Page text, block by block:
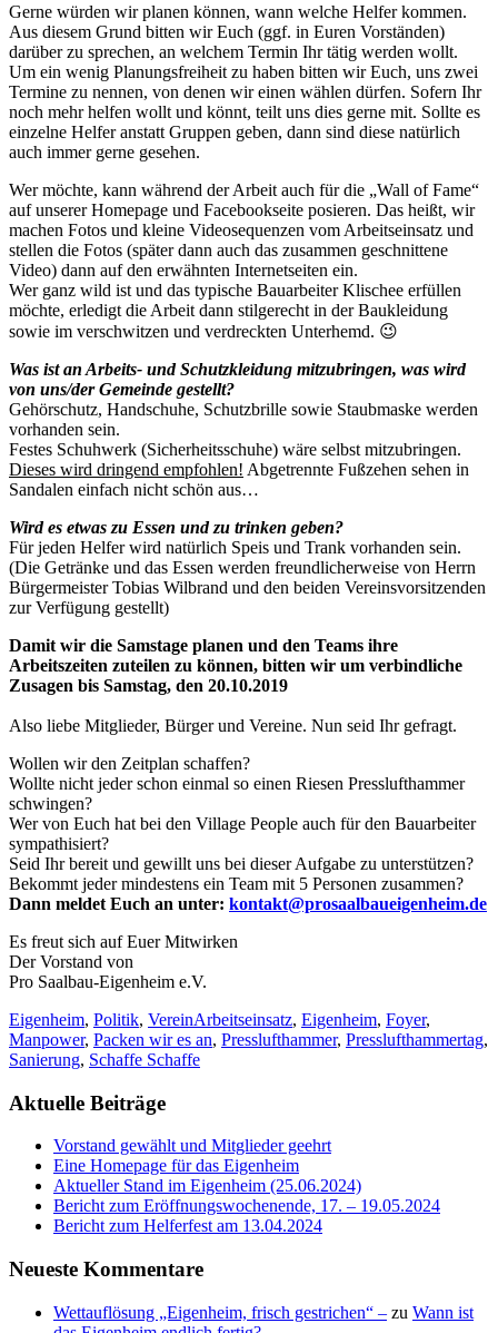
Gerne würden wir planen können, wann welche Helfer kommen.
Aus diesem Grund bitten wir Euch (ggf. in Euren Vorständen)
darüber zu sprechen, an welchem Termin Ihr tätig werden wollt.
Um ein wenig Planungsfreiheit zu haben bitten wir Euch, uns zwei
Termine zu nennen, von denen wir einen wählen dürfen. Sofern Ihr
noch mehr helfen wollt und könnt, teilt uns dies gerne mit. Sollte es
einzelne Helfer anstatt Gruppen geben, dann sind diese natürlich
auch immer gerne gesehen.
Wer möchte, kann während der Arbeit auch für die „Wall of Fame“
auf unserer Homepage und Facebookseite posieren. Das heißt, wir
machen Fotos und kleine Videosequenzen vom Arbeitseinsatz und
stellen die Fotos (später dann auch das zusammen geschnittene
Video) dann auf den erwähnten Internetseiten ein.
Wer ganz wild ist und das typische Bauarbeiter Klischee erfüllen
möchte, erledigt die Arbeit dann stilgerecht in der Baukleidung
sowie im verschwitzen und verdreckten Unterhemd. 😉
Was ist an Arbeits- und Schutzkleidung mitzubringen, was wird
von uns/der Gemeinde gestellt?
Gehörschutz, Handschuhe, Schutzbrille sowie Staubmaske werden
vorhanden sein.
Festes Schuhwerk (Sicherheitsschuhe) wäre selbst mitzubringen.
Dieses wird dringend empfohlen! Abgetrennte Fußzehen sehen in
Sandalen einfach nicht schön aus…
Wird es etwas zu Essen und zu trinken geben?
Für jeden Helfer wird natürlich Speis und Trank vorhanden sein.
(Die Getränke und das Essen werden freundlicherweise von Herrn
Bürgermeister Tobias Wilbrand und den beiden Vereinsvorsitzenden
zur Verfügung gestellt)
Damit wir die Samstage planen und den Teams ihre
Arbeitszeiten zuteilen zu können, bitten wir um verbindliche
Zusagen bis Samstag, den 20.10.2019
Also liebe Mitglieder, Bürger und Vereine. Nun seid Ihr gefragt.
Wollen wir den Zeitplan schaffen?
Wollte nicht jeder schon einmal so einen Riesen Presslufthammer
schwingen?
Wer von Euch hat bei den Village People auch für den Bauarbeiter
sympathisiert?
Seid Ihr bereit und gewillt uns bei dieser Aufgabe zu unterstützen?
Bekommt jeder mindestens ein Team mit 5 Personen zusammen?
Dann meldet Euch an unter: kontakt@prosaalbaueigenheim.de
Es freut sich auf Euer Mitwirken
Der Vorstand von
Pro Saalbau-Eigenheim e.V.
Eigenheim, Politik, VereinArbeitseinsatz, Eigenheim, Foyer,
Manpower, Packen wir es an, Presslufthammer, Presslufthammertag,
Sanierung, Schaffe Schaffe
Aktuelle Beiträge
Vorstand gewählt und Mitglieder geehrt
Eine Homepage für das Eigenheim
Aktueller Stand im Eigenheim (25.06.2024)
Bericht zum Eröffnungswochenende, 17. – 19.05.2024
Bericht zum Helferfest am 13.04.2024
Neueste Kommentare
Wettauflösung „Eigenheim, frisch gestrichen“ – zu Wann ist